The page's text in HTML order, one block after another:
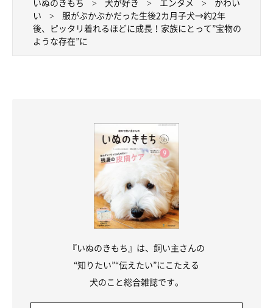
いぬのきもち 犬が好き エンタメ
かわい
い
服がぶかぶかだった生後2カ月子犬→約2年
後、ピッタリ着れるほどに成長！家族にとって”宝物の
ような存在”に
『いぬのきもち』は、飼い主さんの
“知りたい”“伝えたい”にこたえる
犬のこと総合雑誌です。